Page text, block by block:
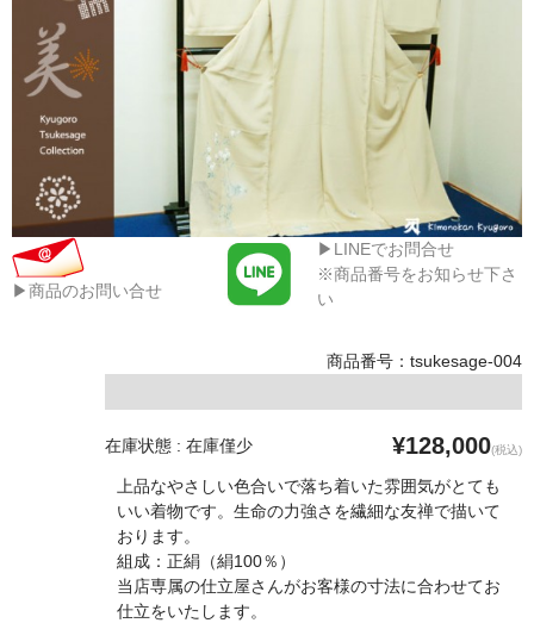
▶商品のお問い合せ
▶LINEでお問合せ
※商品番号をお知らせ下さ
い
商品番号：tsukesage-004
在庫状態 : 在庫僅少 ¥128,000(税込)
上品なやさしい色合いで落ち着いた雰囲気がとても
いい着物です。生命の力強さを繊細な友禅で描いて
おります。
組成：正絹（絹100％）
当店専属の仕立屋さんがお客様の寸法に合わせてお
仕立をいたします。